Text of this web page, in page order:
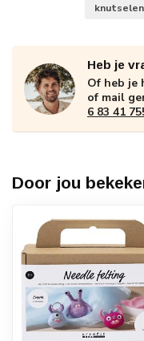
knutselen
Heb je
Of heb je
of mail
6 83 41
Door jou